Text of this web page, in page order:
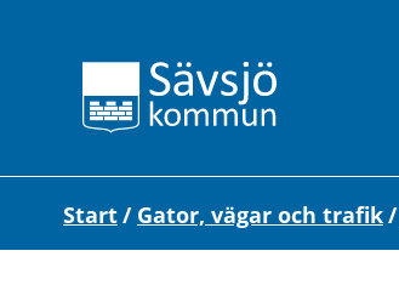
Start/ Gator, vägar och trafik/